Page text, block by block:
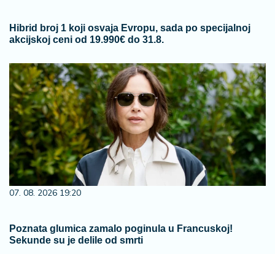
Hibrid broj 1 koji osvaja Evropu, sada po specijalnoj
akcijskoj ceni od 19.990€ do 31.8.
07. 08. 2026 19:20
Poznata glumica zamalo poginula u Francuskoj!
Sekunde su je delile od smrti